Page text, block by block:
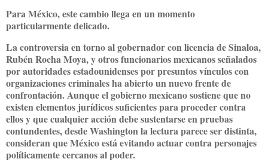
Para México, este cambio llega en un momento
particularmente delicado.
La controversia en torno al gobernador con licencia de Sinaloa,
Rubén Rocha Moya, y otros funcionarios mexicanos señalados
por autoridades estadounidenses por presuntos vínculos con
organizaciones criminales ha abierto un nuevo frente de
confrontación. Aunque el gobierno mexicano sostiene que no
existen elementos jurídicos suficientes para proceder contra
ellos y que cualquier acción debe sustentarse en pruebas
contundentes, desde Washington la lectura parece ser distinta,
consideran que México está evitando actuar contra personajes
políticamente cercanos al poder.